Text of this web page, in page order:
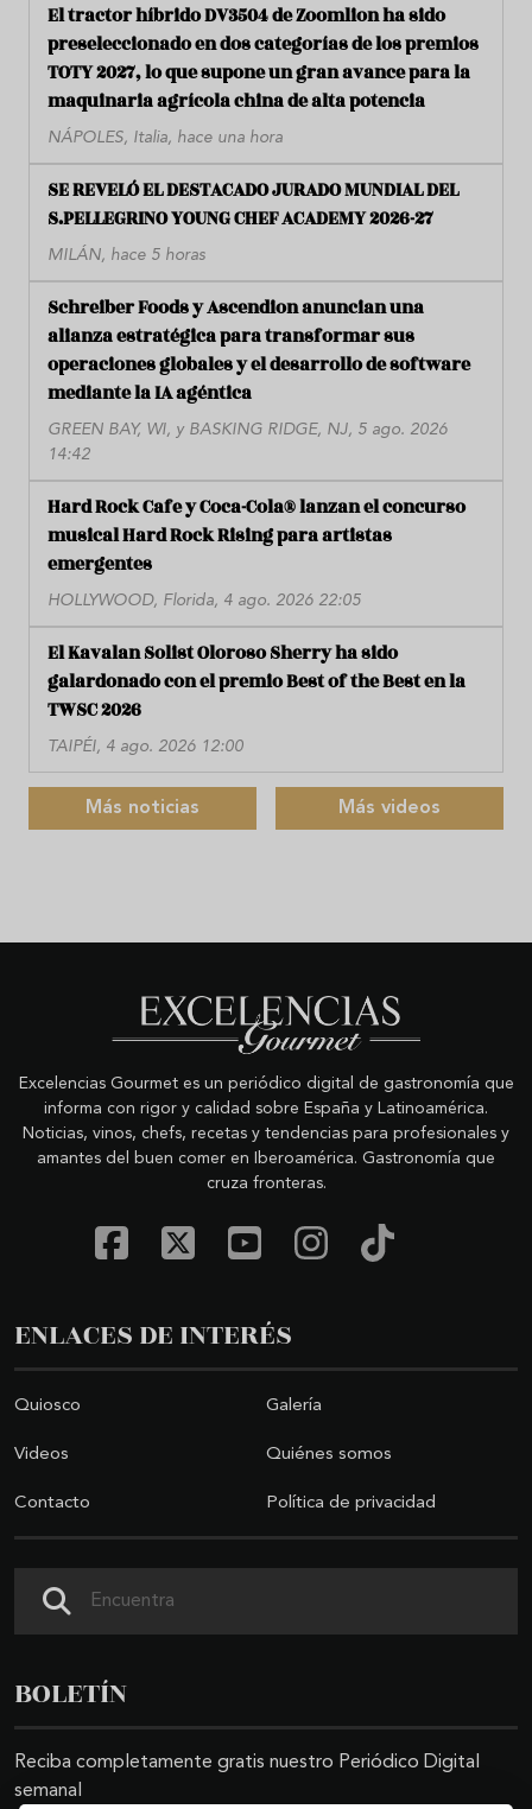
El tractor híbrido DV3504 de Zoomlion ha sido
preseleccionado en dos categorías de los premios
TOTY 2027, lo que supone un gran avance para la
maquinaria agrícola china de alta potencia
NÁPOLES, Italia, hace una hora
SE REVELÓ EL DESTACADO JURADO MUNDIAL DEL
S.PELLEGRINO YOUNG CHEF ACADEMY 2026-27
MILÁN, hace 5 horas
Schreiber Foods y Ascendion anuncian una
alianza estratégica para transformar sus
operaciones globales y el desarrollo de software
mediante la IA agéntica
GREEN BAY, WI, y BASKING RIDGE, NJ, 5 ago. 2026
14:42
Hard Rock Cafe y Coca-Cola® lanzan el concurso
musical Hard Rock Rising para artistas
emergentes
HOLLYWOOD, Florida, 4 ago. 2026 22:05
El Kavalan Solist Oloroso Sherry ha sido
galardonado con el premio Best of the Best en la
TWSC 2026
TAIPÉI, 4 ago. 2026 12:00
Más noticias Más videos
Excelencias Gourmet es un periódico digital de gastronomía que
informa con rigor y calidad sobre España y Latinoamérica.
Noticias, vinos, chefs, recetas y tendencias para profesionales y
amantes del buen comer en Iberoamérica. Gastronomía que
cruza fronteras.
ENLACES DE INTERÉS
Quiosco Galería
Videos Quiénes somos
Contacto Política de privacidad
BOLETÍN
Reciba completamente gratis nuestro Periódico Digital
semanal